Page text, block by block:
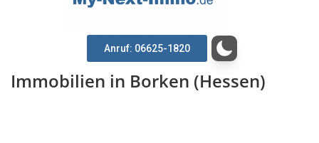
Anruf: 06625-1820
Immobilien in Borken (Hessen)